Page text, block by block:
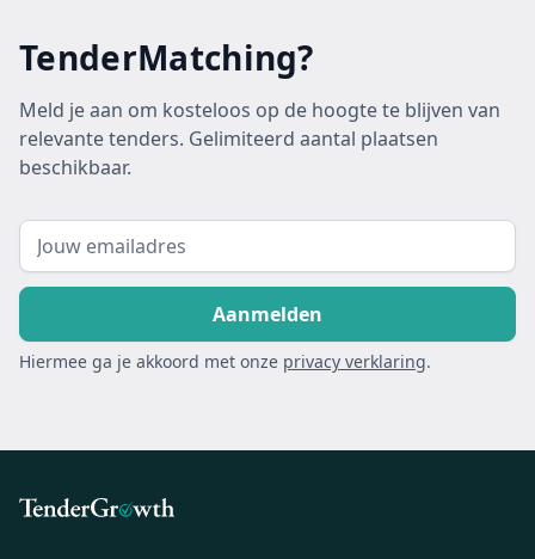
TenderMatching?
Meld je aan om kosteloos op de hoogte te blijven van
relevante tenders. Gelimiteerd aantal plaatsen
beschikbaar.
Hiermee ga je akkoord met onze privacy verklaring.